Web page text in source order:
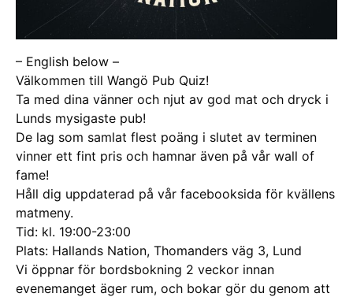
– English below –
Välkommen till Wangö Pub Quiz!
Ta med dina vänner och njut av god mat och dryck i
Lunds mysigaste pub!
De lag som samlat flest poäng i slutet av terminen
vinner ett fint pris och hamnar även på vår wall of
fame!
Håll dig uppdaterad på vår facebooksida för kvällens
matmeny.
Tid: kl. 19:00-23:00
Plats: Hallands Nation, Thomanders väg 3, Lund
Vi öppnar för bordsbokning 2 veckor innan
evenemanget äger rum, och bokar gör du genom att